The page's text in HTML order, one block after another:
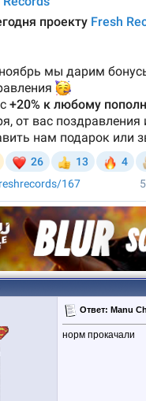
Ответ: Manu
норм прокачали